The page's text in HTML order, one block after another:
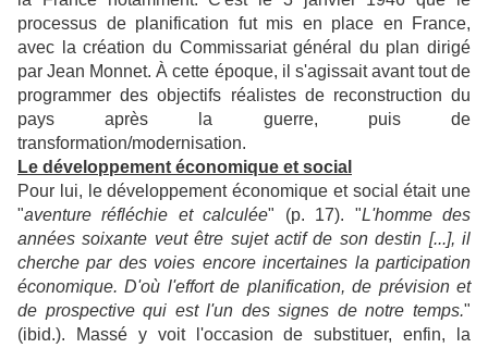
processus de planification fut mis en place en France,
avec la création du Commissariat général du plan dirigé
par Jean Monnet. À cette époque, il s'agissait avant tout de
programmer des objectifs réalistes de reconstruction du
pays après la guerre, puis de
transformation/modernisation.
Le développement économique et social
Pour lui, le développement économique et social était une
"aventure réfléchie et calculée" (p. 17). "L'homme des
années soixante veut être sujet actif de son destin [...], il
cherche par des voies encore incertaines la participation
économique. D'où l'effort de planification, de prévision et
de prospective qui est l'un des signes de notre temps."
(ibid.). Massé y voit l'occasion de substituer, enfin, la